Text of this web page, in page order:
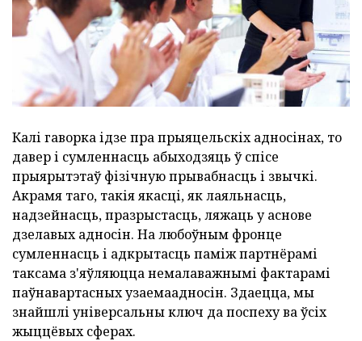
Калі гаворка ідзе пра прыяцельскіх адносінах, то
давер і сумленнасць абыходзяць ў спісе
прыярытэтаў фізічную прывабнасць і звычкі.
Акрамя таго, такія якасці, як лаяльнасць,
надзейнасць, празрыстасць, ляжаць у аснове
дзелавых адносін. На любоўным фронце
сумленнасць і адкрытасць паміж партнёрамі
таксама з'яўляюцца немалаважнымі фактарамі
паўнавартасных узаемаадносін. Здаецца, мы
знайшлі універсальны ключ да поспеху ва ўсіх
жыццёвых сферах.